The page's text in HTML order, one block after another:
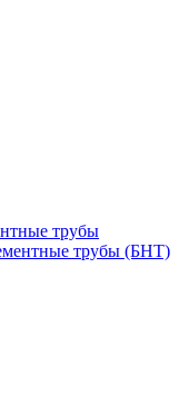
трубы
трубы (БНТ)